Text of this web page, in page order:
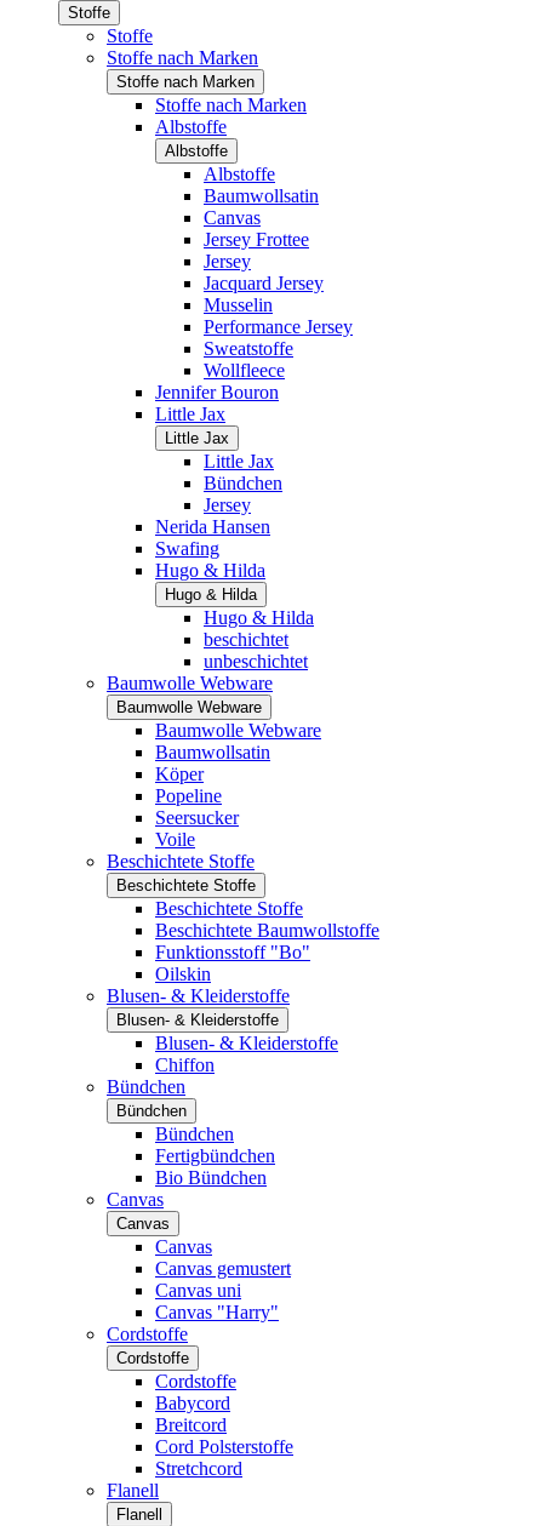
Stoffe
Stoffe
Stoffe nach Marken
Stoffe nach Marken
Stoffe nach Marken
Albstoffe
Albstoffe
Albstoffe
Baumwollsatin
Canvas
Jersey Frottee
Jersey
Jacquard Jersey
Musselin
Performance Jersey
Sweatstoffe
Wollfleece
Jennifer Bouron
Little Jax
Little Jax
Little Jax
Bündchen
Jersey
Nerida Hansen
Swafing
Hugo & Hilda
Hugo & Hilda
Hugo & Hilda
beschichtet
unbeschichtet
Baumwolle Webware
Baumwolle Webware
Baumwolle Webware
Baumwollsatin
Köper
Popeline
Seersucker
Voile
Beschichtete Stoffe
Beschichtete Stoffe
Beschichtete Stoffe
Beschichtete Baumwollstoffe
Funktionsstoff "Bo"
Oilskin
Blusen- & Kleiderstoffe
Blusen- & Kleiderstoffe
Blusen- & Kleiderstoffe
Chiffon
Bündchen
Bündchen
Bündchen
Fertigbündchen
Bio Bündchen
Canvas
Canvas
Canvas
Canvas gemustert
Canvas uni
Canvas "Harry"
Cordstoffe
Cordstoffe
Cordstoffe
Babycord
Breitcord
Cord Polsterstoffe
Stretchcord
Flanell
Flanell